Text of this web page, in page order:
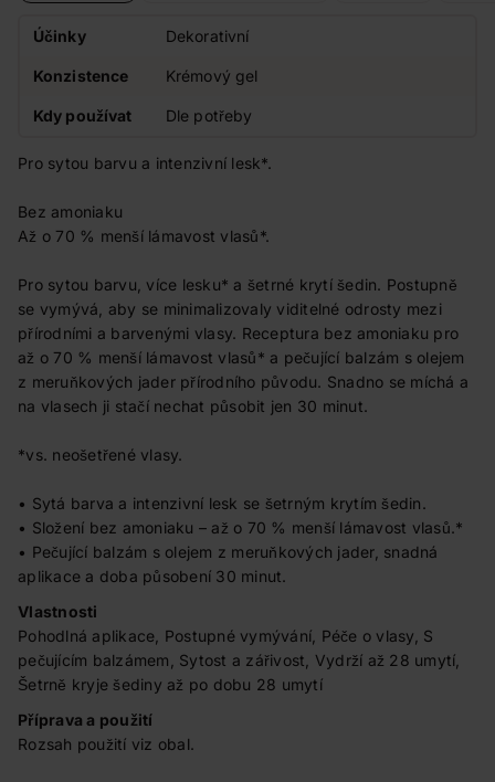
Účinky Dekorativní
Konzistence Krémový gel
Kdy používat Dle potřeby
Pro sytou barvu a intenzivní lesk*.
Bez amoniaku
Až o 70 % menší lámavost vlasů*.
Pro sytou barvu, více lesku* a šetrné krytí šedin. Postupně
se vymývá, aby se minimalizovaly viditelné odrosty mezi
přírodními a barvenými vlasy. Receptura bez amoniaku pro
až o 70 % menší lámavost vlasů* a pečující balzám s olejem
z meruňkových jader přírodního původu. Snadno se míchá a
na vlasech ji stačí nechat působit jen 30 minut.
*vs. neošetřené vlasy.
• Sytá barva a intenzivní lesk se šetrným krytím šedin.
• Složení bez amoniaku – až o 70 % menší lámavost vlasů.*
• Pečující balzám s olejem z meruňkových jader, snadná
aplikace a doba působení 30 minut.
Vlastnosti
Pohodlná aplikace, Postupné vymývání, Péče o vlasy, S
pečujícím balzámem, Sytost a zářivost, Vydrží až 28 umytí,
Šetrně kryje šediny až po dobu 28 umytí
Příprava a použití
Rozsah použití viz obal.